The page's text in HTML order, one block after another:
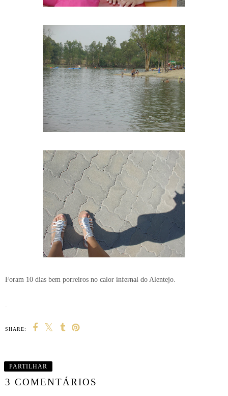
Foram 10 dias bem porreiros no calor infernal do Alentejo.
.
SHARE:
PARTILHAR
3 COMENTÁRIOS